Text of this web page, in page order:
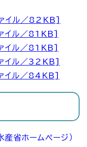
イル／82KB]
イル／81KB]
イル／81KB]
イル／32KB]
イル／84KB]
省ホームページ）